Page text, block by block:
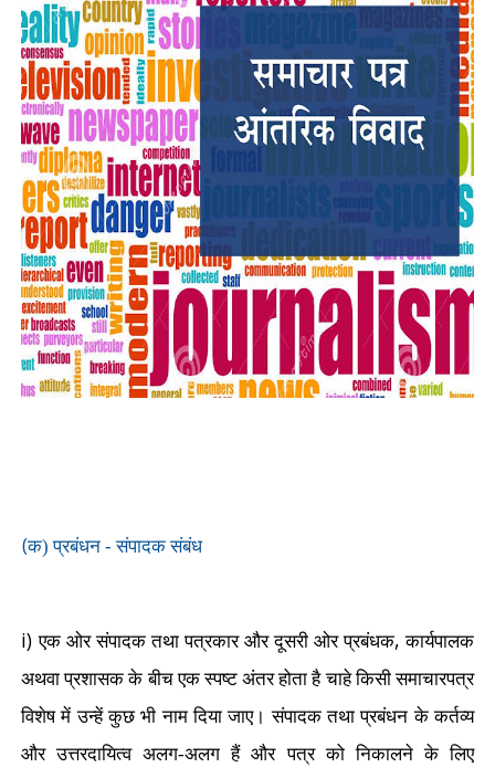
(क)प्रबंधन - संपादक संबंध
i)एक ओर संपादक तथा पत्रकार और दूसरी ओर प्रबंधक,कार्यपालक
अथवा प्रशासक के बीच एक स्पष्ट अंतर होता है चाहे किसी समाचारपत्र
विशेष में उन्हें कुछ भी नाम दिया जाए। संपादक तथा प्रबंधन के कर्तव्य
और उत्तरदायित्व अलग-अलग हैं और पत्र को निकालने के लिए